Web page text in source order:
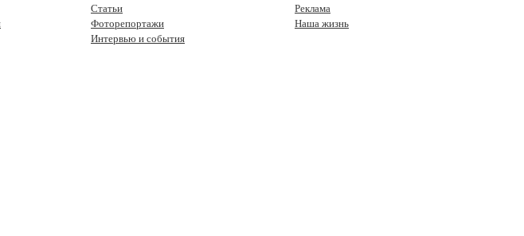
Статьи
Фоторепортажи
Интервью и события
Реклама
Наша жизнь